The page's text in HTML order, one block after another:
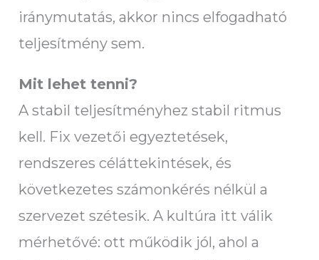
iránymutatás, akkor nincs elfogadható
teljesítmény sem.
Mit lehet tenni?
A stabil teljesítményhez stabil ritmus
kell. Fix vezetői egyeztetések,
rendszeres céláttekintések, és
következetes számonkérés nélkül a
szervezet szétesik. A kultúra itt válik
mérhetővé: ott működik jól, ahol a